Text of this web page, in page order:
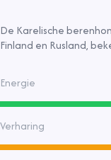
De Karelische
Finland en Rusland,
vacht.
Energie
Verharing